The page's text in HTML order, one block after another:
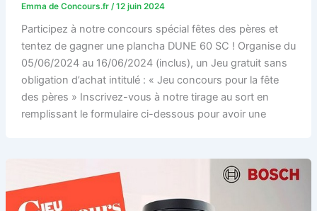
Emma de Concours.fr /12 juin 2024
Participez à notre concours spécial fêtes des pères et
tentez de gagner une plancha DUNE 60 SC ! Organise du
05/06/2024 au 16/06/2024 (inclus), un Jeu gratuit sans
obligation d’achat intitulé : « Jeu concours pour la fête
des pères » Inscrivez-vous à notre tirage au sort en
remplissant le formulaire ci-dessous pour avoir une